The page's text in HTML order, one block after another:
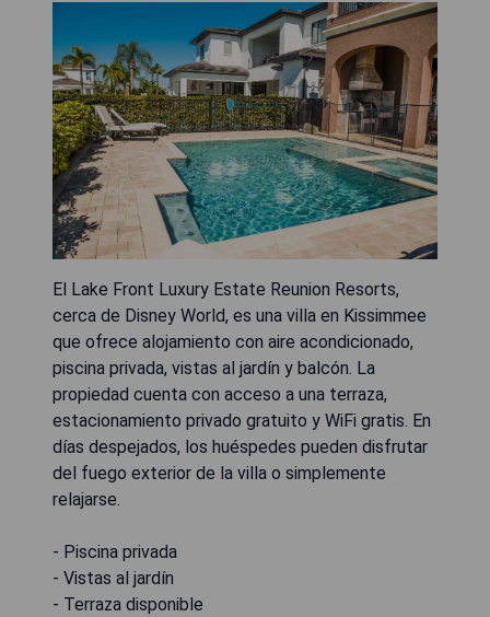
El Lake Front Luxury Estate Reunion Resorts,
cerca de Disney World, es una villa en Kissimmee
que ofrece alojamiento con aire acondicionado,
piscina privada, vistas al jardín y balcón. La
propiedad cuenta con acceso a una terraza,
estacionamiento privado gratuito y WiFi gratis. En
días despejados, los huéspedes pueden disfrutar
del fuego exterior de la villa o simplemente
relajarse.
- Piscina privada
- Vistas al jardín
- Terraza disponible